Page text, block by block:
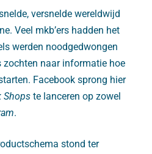
versnelde wereldwijd
Veel mkb’ers hadden het
werden noodgedwongen
zochten naar informatie hoe
Facebook sprong hier
Shops te lanceren op zowel
.
stond ter